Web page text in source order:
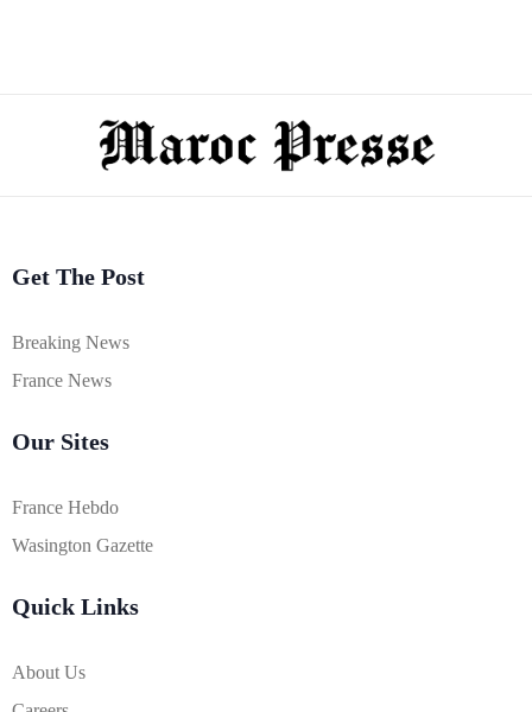
Get The Post
Breaking News
France News
Our Sites
France Hebdo
Wasington Gazette
Quick Links
About Us